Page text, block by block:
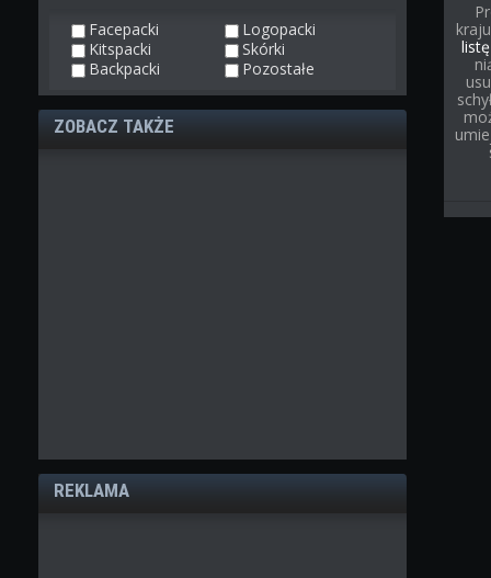
Facepacki
Logopacki
Kitspacki
Skórki
Backpacki
Pozostałe
ZOBACZ TAKŻE
REKLAMA